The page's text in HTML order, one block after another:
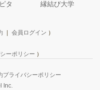
タ
縁結び大学
会員ログイン ）
ーポリシー ）
Inc.
プライバシーポリシー